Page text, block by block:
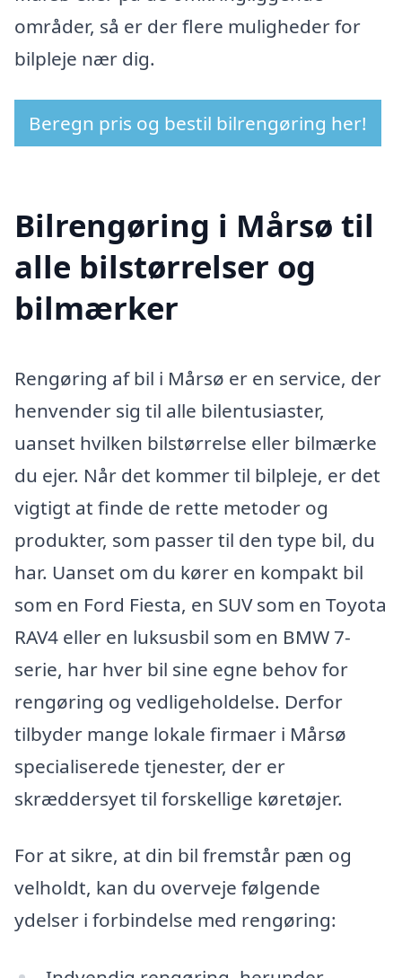
områder, så er der flere muligheder for
bilpleje nær dig.
Beregn pris og bestil bilrengøring her!
Bilrengøring i Mårsø til
alle bilstørrelser og
bilmærker
Rengøring af bil i Mårsø er en service, der
henvender sig til alle bilentusiaster,
uanset hvilken bilstørrelse eller bilmærke
du ejer. Når det kommer til bilpleje, er det
vigtigt at finde de rette metoder og
produkter, som passer til den type bil, du
har. Uanset om du kører en kompakt bil
som en Ford Fiesta, en SUV som en Toyota
RAV4 eller en luksusbil som en BMW 7-
serie, har hver bil sine egne behov for
rengøring og vedligeholdelse. Derfor
tilbyder mange lokale firmaer i Mårsø
specialiserede tjenester, der er
skræddersyet til forskellige køretøjer.
For at sikre, at din bil fremstår pæn og
velholdt, kan du overveje følgende
ydelser i forbindelse med rengøring: